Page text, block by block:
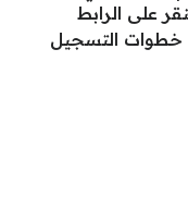
على الرابط
خطوات التسجيل